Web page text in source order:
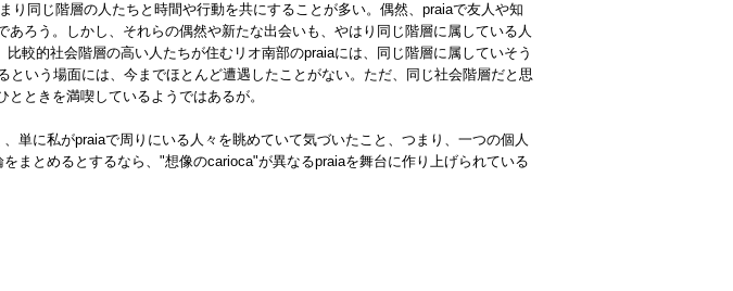
同じ階層の人たちと時間や行動を共にすることが多い。偶然、praiaで友人や知
ろう。しかし、それらの偶然や新たな出会いも、やはり同じ階層に属している人
較的社会階層の高い人たちが住むリオ南部のpraiaには、同じ階層に属していそう
いう場面には、今までほとんど遭遇したことがない。ただ、同じ社会階層だと思
ときを満喫しているようではあるが。
単に私がpraiaで周りにいる人々を眺めていて気づいたこと、つまり、一つの個人
まとめるとするなら、"想像のcarioca"が異なるpraiaを舞台に作り上げられている